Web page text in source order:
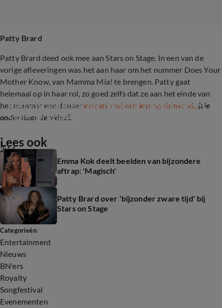
Patty Brard
Patty Brard deed ook mee aan Stars on Stage. In een van de
vorige afleveringen was het aan haar om het nummer Does Your
Mother Know, van Mamma Mia! te brengen. Patty gaat
helemaal op in haar rol, zo goed zelfs dat ze aan het einde van
het nummer een danserverrast met een kus op de mond...(zie
onderstaande video).
2:14
Patty Brard kust 'per ongeluk' danser tijdens
Stars on Stage
Lees ook
Emma Kok deelt beelden van bijzondere
aftrap: 'Magisch'
Patty Brard over 'bijzonder zware tijd' bij
Stars on Stage
Categorieën
Entertainment
Nieuws
BN'ers
Royalty
Songfestival
Evenementen